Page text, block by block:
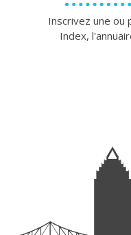
Inscrivez une ou
Index,